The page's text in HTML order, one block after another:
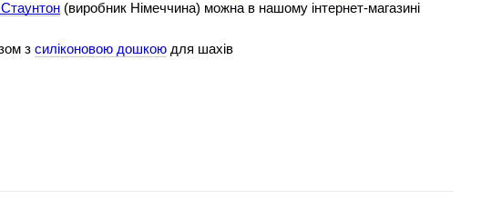
(виробник Німеччина) можна в нашому інтернет-магазині
з силіконовою дошкою для шахів